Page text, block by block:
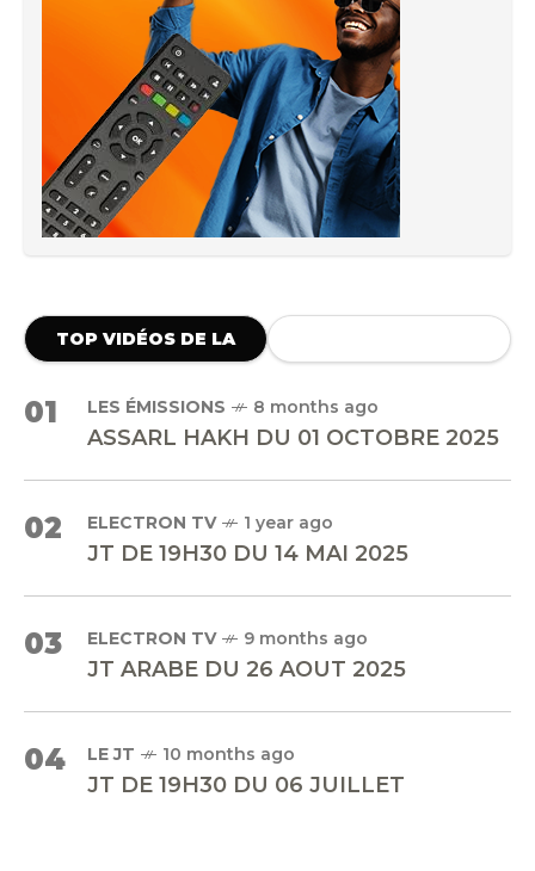
TOP VIDÉOS DE LA
01 LES ÉMISSIONS 8 months ago
ASSARL HAKH DU 01 OCTOBRE 2025
02 ELECTRON TV 1 year ago
JT DE 19H30 DU 14 MAI 2025
03 ELECTRON TV 9 months ago
JT ARABE DU 26 AOUT 2025
04 LE JT 10 months ago
JT DE 19H30 DU 06 JUILLET